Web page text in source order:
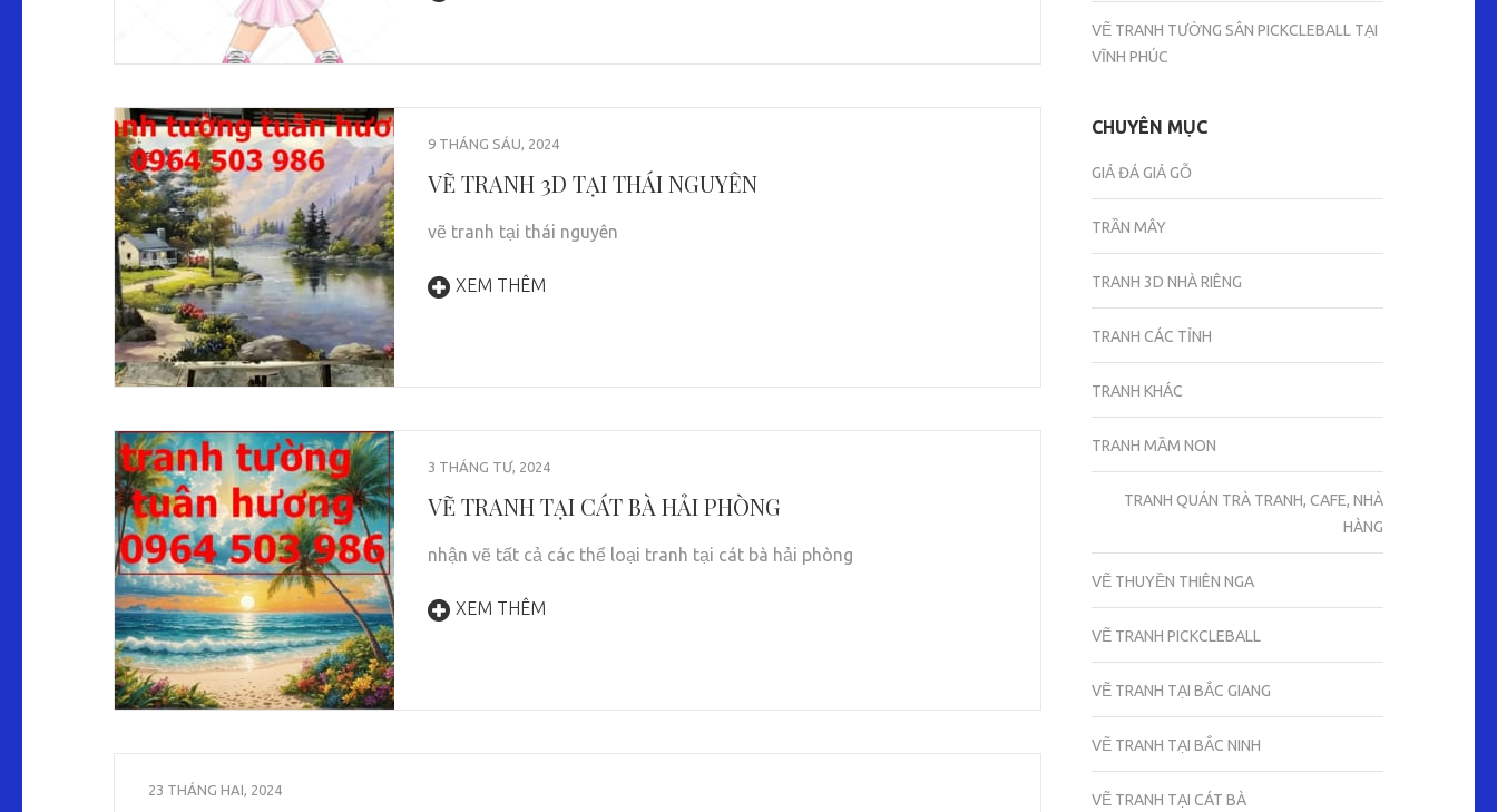
9 THÁNG SÁU, 2024
VẼ TRANH 3D TẠI THÁI NGUYÊN
vẽ tranh tại thái nguyên
XEM THÊM
3 THÁNG TƯ, 2024
VẼ TRANH TẠI CÁT BÀ HẢI PHÒNG
nhận vẽ tất cả các thể loại tranh tại cát bà hải phòng
XEM THÊM
23 THÁNG HAI, 2024
VẼ TRANH TƯỜNG SÂN PICKCLEBALL TẠI
VĨNH PHÚC
CHUYÊN MỤC
GIẢ ĐÁ GIẢ GỖ
TRẦN MÂY
TRANH 3D NHÀ RIÊNG
TRANH CÁC TỈNH
TRANH KHÁC
TRANH MẦM NON
TRANH QUÁN TRÀ TRANH, CAFE, NHÀ
HÀNG
VẼ THUYỀN THIÊN NGA
VẼ TRANH PICKCLEBALL
VẼ TRANH TẠI BẮC GIANG
VẼ TRANH TẠI BẮC NINH
VẼ TRANH TẠI CÁT BÀ